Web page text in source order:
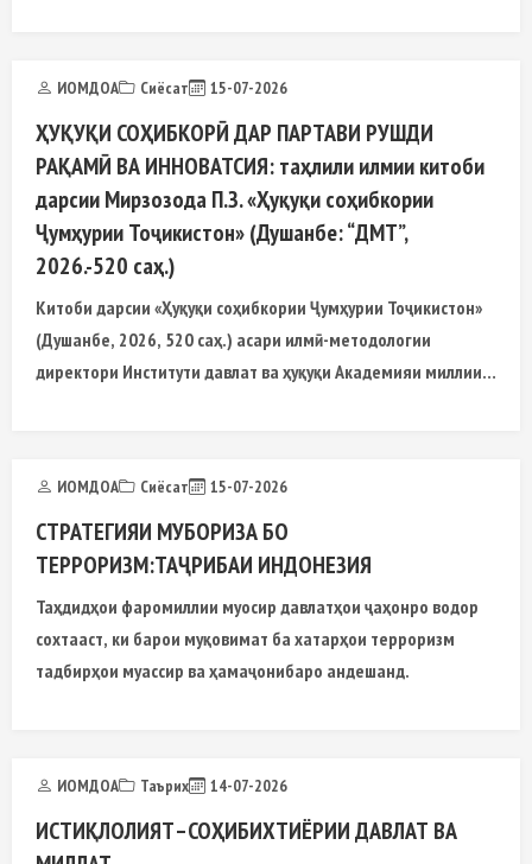
ИОМДОА Сиёсат 15-07-2026
ҲУҚУҚИ СОҲИБКОРӢ ДАР ПАРТАВИ РУШДИ
РАҚАМӢ ВА ИННОВАТСИЯ: таҳлили илмии китоби
дарсии Мирзозода П.З. «Ҳуқуқи соҳибкории
Ҷумҳурии Тоҷикистон» (Душанбе: “ДМТ”,
2026.-520 саҳ.)
Китоби дарсии «Ҳуқуқи соҳибкории Ҷумҳурии Тоҷикистон»
(Душанбе, 2026, 520 саҳ.) асари илмӣ-методологии
директори Институти давлат ва ҳуқуқи Академияи миллии
ИОМДОА Сиёсат 15-07-2026
СТРАТЕГИЯИ МУБОРИЗА БО
ТЕРРОРИЗМ:ТАҶРИБАИ ИНДОНЕЗИЯ
Таҳдидҳои фаромиллии муосир давлатҳои ҷаҳонро водор
сохтааст, ки барои муқовимат ба хатарҳои терроризм
тадбирҳои муассир ва ҳамаҷонибаро андешанд.
ИОМДОА Таърих 14-07-2026
ИСТИҚЛОЛИЯТ–СОҲИБИХТИЁРИИ ДАВЛАТ ВА